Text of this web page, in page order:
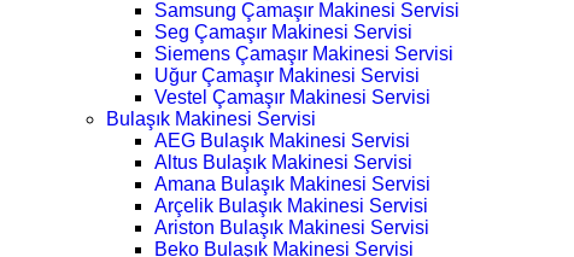
Samsung Çamaşır Makinesi Servisi
Seg Çamaşır Makinesi Servisi
Siemens Çamaşır Makinesi Servisi
Uğur Çamaşır Makinesi Servisi
Vestel Çamaşır Makinesi Servisi
Bulaşık Makinesi Servisi
AEG Bulaşık Makinesi Servisi
Altus Bulaşık Makinesi Servisi
Amana Bulaşık Makinesi Servisi
Arçelik Bulaşık Makinesi Servisi
Ariston Bulaşık Makinesi Servisi
Beko Bulaşık Makinesi Servisi